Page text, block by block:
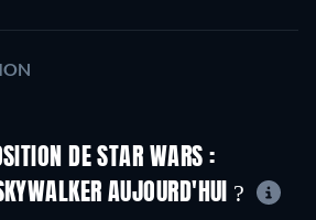
DE STAR WARS :
AUJOURD'HUI ?